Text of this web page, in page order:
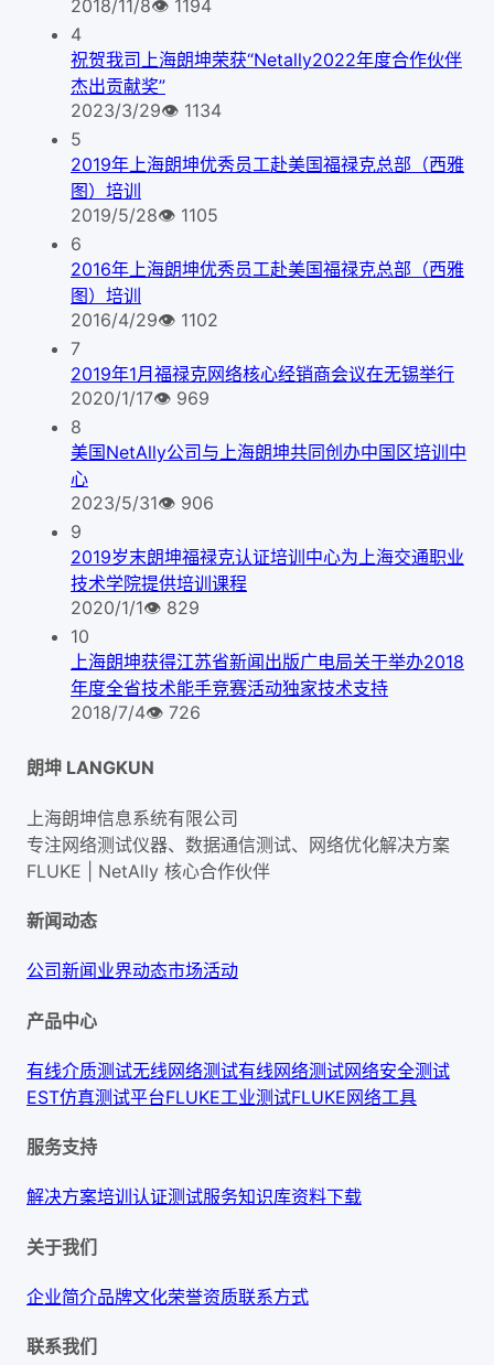
2018/11/8👁 1194
4
祝贺我司上海朗坤荣获“Netally2022年度合作伙伴
杰出贡献奖”
2023/3/29👁 1134
5
2019年上海朗坤优秀员工赴美国福禄克总部（西雅
图）培训
2019/5/28👁 1105
6
2016年上海朗坤优秀员工赴美国福禄克总部（西雅
图）培训
2016/4/29👁 1102
7
2019年1月福禄克网络核心经销商会议在无锡举行
2020/1/17👁 969
8
美国NetAlly公司与上海朗坤共同创办中国区培训中
心
2023/5/31👁 906
9
2019岁末朗坤福禄克认证培训中心为上海交通职业
技术学院提供培训课程
2020/1/1👁 829
10
上海朗坤获得江苏省新闻出版广电局关于举办2018
年度全省技术能手竞赛活动独家技术支持
2018/7/4👁 726
朗坤 LANGKUN
上海朗坤信息系统有限公司
专注网络测试仪器、数据通信测试、网络优化解决方案
FLUKE | NetAlly 核心合作伙伴
新闻动态
公司新闻业界动态市场活动
产品中心
有线介质测试无线网络测试有线网络测试网络安全测试
EST仿真测试平台FLUKE工业测试FLUKE网络工具
服务支持
解决方案培训认证测试服务知识库资料下载
关于我们
企业简介品牌文化荣誉资质联系方式
联系我们